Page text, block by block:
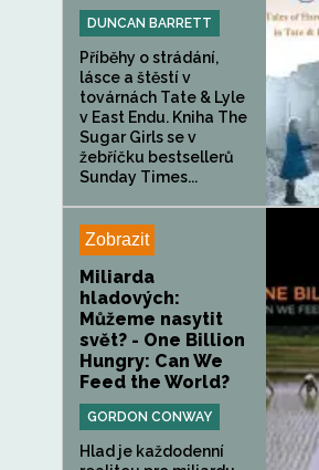
DUNCAN BARRETT
Příběhy o strádání,
lásce a štěstí v
továrnách Tate & Lyle
v East Endu. Kniha The
Sugar Girls se v
žebříčku bestsellerů
Sunday Times...
Zobrazit
Miliarda
hladových:
Můžeme nasytit
svět? - One Billion
Hungry: Can We
Feed the World?
GORDON CONWAY
Hlad je každodenní